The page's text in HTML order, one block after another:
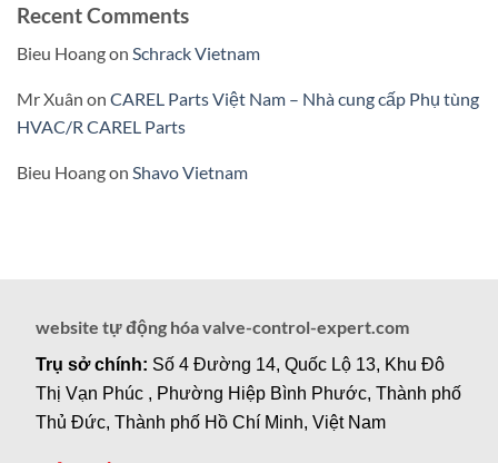
Recent Comments
Bieu Hoangon Schrack Vietnam
Mr Xuân on CAREL Parts Việt Nam – Nhà cung cấp Phụ tùng
HVAC/R CAREL Parts
Bieu Hoangon Shavo Vietnam
website tự động hóa valve-control-expert.com
Trụ sở chính: Số 4 Đường 14, Quốc Lộ 13, Khu Đô
Thị Vạn Phúc , Phường Hiệp Bình Phước, Thành phố
Thủ Đức, Thành phố Hồ Chí Minh, Việt Nam